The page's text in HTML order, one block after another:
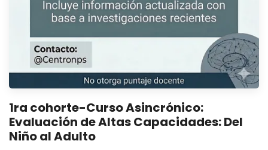
1ra cohorte-Curso Asincrónico:
Evaluación de Altas Capacidades: Del
Niño al Adulto